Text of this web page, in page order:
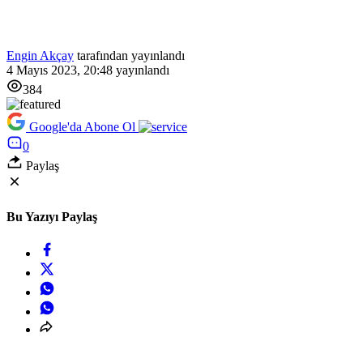
Engin Akçay tarafından yayınlandı
4 Mayıs 2023, 20:48 yayınlandı
384
Google'da Abone Ol
0
Paylaş
Bu Yazıyı Paylaş